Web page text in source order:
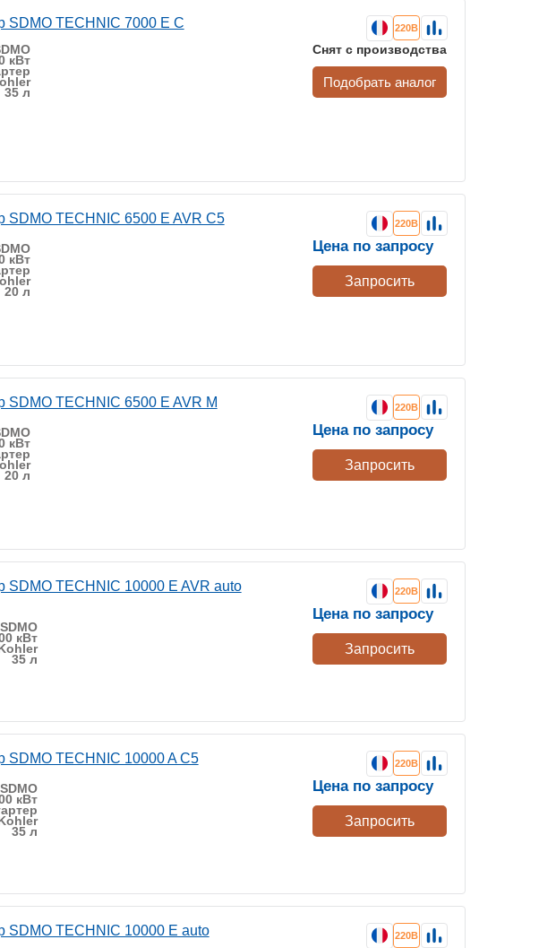
SDMO TECHNIC 7000 E C
кВт
35 л
220В
Снят с производства
Подобрать аналог
SDMO TECHNIC 6500 E AVR C5
кВт
20 л
220В
Цена по запросу
Запросить
SDMO TECHNIC 6500 E AVR M
кВт
20 л
220В
Цена по запросу
Запросить
SDMO TECHNIC 10000 E AVR auto
SDMO
кВт
35 л
220В
Цена по запросу
Запросить
SDMO TECHNIC 10000 A C5
SDMO
кВт
35 л
220В
Цена по запросу
Запросить
SDMO TECHNIC 10000 E auto 220В